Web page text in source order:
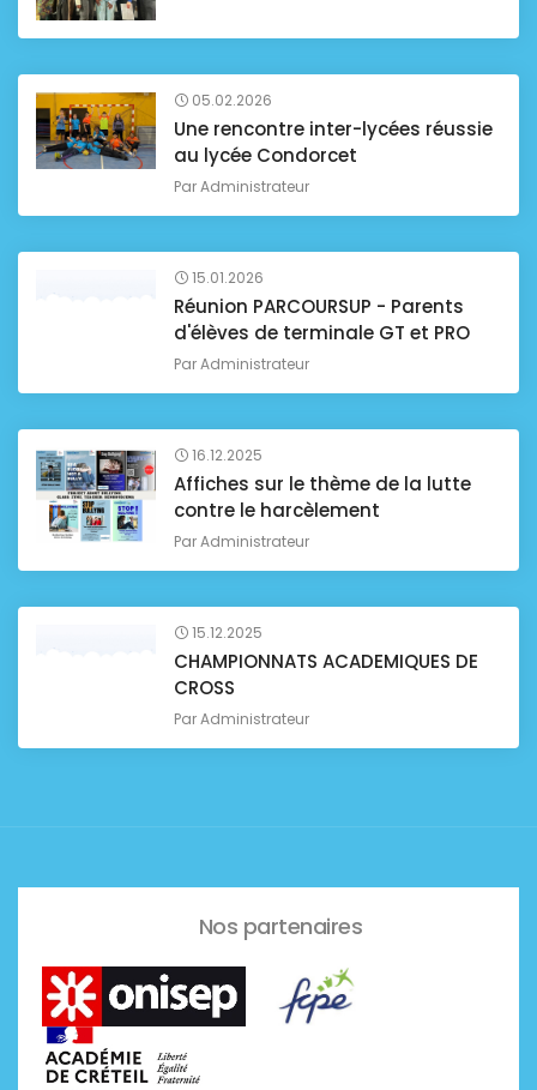
05.02.2026
Une rencontre inter-lycées réussie
au lycée Condorcet
ParAdministrateur
15.01.2026
Réunion PARCOURSUP - Parents
d'élèves de terminale GT et PRO
ParAdministrateur
16.12.2025
Affiches sur le thème de la lutte
contre le harcèlement
ParAdministrateur
15.12.2025
CHAMPIONNATS ACADEMIQUES DE
CROSS
ParAdministrateur
Nos partenaires